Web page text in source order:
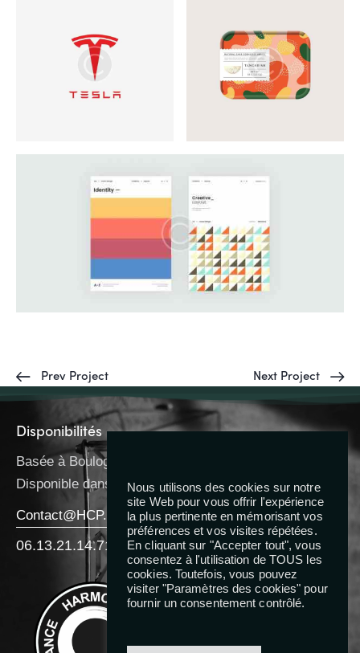
Prev Project Next Project
Disponibilités
Basée à Boulogne-Billancourt
Disponible dans toute l’IDF
Contact@HCP.Coach
06.13.21.14.71
Reseaux
Nous utilisons des cookies sur notre
site Web pour vous offrir l'expérience
la plus pertinente en mémorisant vos
préférences et vos visites répétées.
En cliquant sur "Accepter tout", vous
consentez à l'utilisation de TOUS les
cookies. Toutefois, vous pouvez
visiter "Paramètres des cookies" pour
fournir un consentement contrôlé.